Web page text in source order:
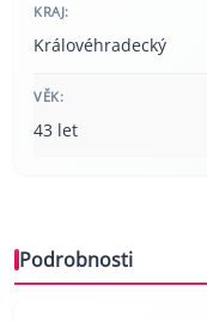
KRAJ:
Královéhradecký
VĚK:
43 let
Podrobnosti